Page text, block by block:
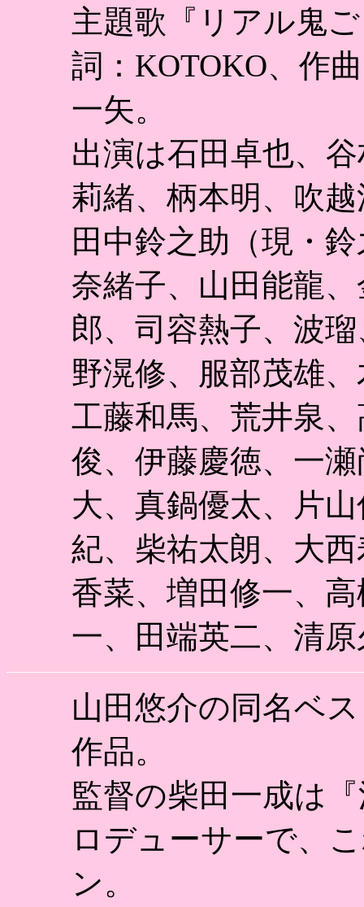
主題歌『リアル鬼
詞：KOTOKO、作
一矢。
出演は石田卓也、
莉緒、柄本明、吹
田中鈴之助（現・
奈緒子、山田能龍
郎、司容熱子、波
野滉修、服部茂雄
工藤和馬、荒井泉
俊、伊藤慶徳、一
大、真鍋優太、片
紀、柴祐太朗、大
香菜、増田修一、
一、田端英二、清
山田悠介の同名ベ
作品。
監督の柴田一成は
ロデューサーで、
ン。